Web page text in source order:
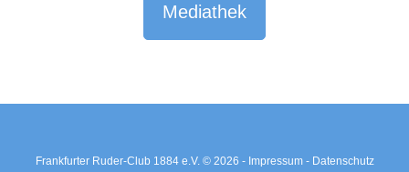
Mediathek
Frankfurter Ruder-Club 1884 e.V. © 2026 - Impressum - Datenschutz